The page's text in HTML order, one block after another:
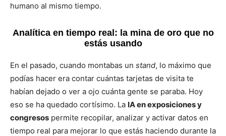
humano al mismo tiempo.
Analítica en tiempo real: la mina de oro que no
estás usando
En el pasado, cuando montabas un stand, lo máximo que
podías hacer era contar cuántas tarjetas de visita te
habían dejado o ver a ojo cuánta gente se paraba. Hoy
eso se ha quedado cortísimo. La IA en exposiciones y
congresos permite recopilar, analizar y activar datos en
tiempo real para mejorar lo que estás haciendo durante la